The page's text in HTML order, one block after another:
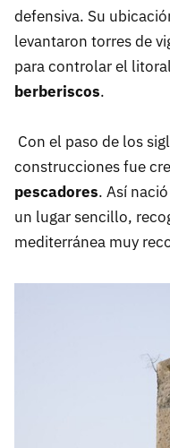
defensiva. Su
levantaron torres de
para controlar el
berberiscos.
Con el paso de los
construcciones fue
pescadores. Así
un lugar sencillo,
mediterránea muy